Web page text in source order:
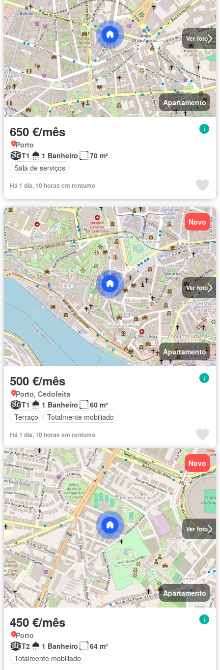
Ver foto
Apartamento
650 €/mês
Porto
T1
1 Banheiro
70 m²
Sala de serviços
Há 1 dia, 10 horas em rentumo
Ver foto
Novo
Apartamento
500 €/mês
Porto, Cedofeita
T1
1 Banheiro
60 m²
Terraço
Totalmente mobiliado
Há 1 dia, 10 horas em rentumo
Ver foto
Novo
Apartamento
450 €/mês
Porto
T2
1 Banheiro
64 m²
Totalmente mobiliado